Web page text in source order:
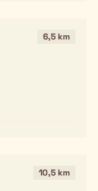
6,5 km
10,5 km